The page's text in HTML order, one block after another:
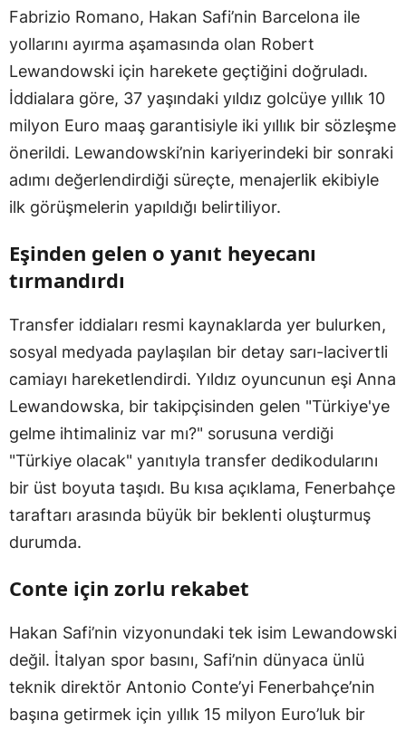
Fabrizio Romano, Hakan Safi’nin Barcelona ile
yollarını ayırma aşamasında olan Robert
Lewandowski için harekete geçtiğini doğruladı.
İddialara göre, 37 yaşındaki yıldız golcüye yıllık 10
milyon Euro maaş garantisiyle iki yıllık bir sözleşme
önerildi. Lewandowski’nin kariyerindeki bir sonraki
adımı değerlendirdiği süreçte, menajerlik ekibiyle
ilk görüşmelerin yapıldığı belirtiliyor.
Eşinden gelen o yanıt heyecanı
tırmandırdı
Transfer iddiaları resmi kaynaklarda yer bulurken,
sosyal medyada paylaşılan bir detay sarı-lacivertli
camiayı hareketlendirdi. Yıldız oyuncunun eşi Anna
Lewandowska, bir takipçisinden gelen "Türkiye'ye
gelme ihtimaliniz var mı?" sorusuna verdiği
"Türkiye olacak" yanıtıyla transfer dedikodularını
bir üst boyuta taşıdı. Bu kısa açıklama, Fenerbahçe
taraftarı arasında büyük bir beklenti oluşturmuş
durumda.
Conte için zorlu rekabet
Hakan Safi’nin vizyonundaki tek isim Lewandowski
değil. İtalyan spor basını, Safi’nin dünyaca ünlü
teknik direktör Antonio Conte’yi Fenerbahçe’nin
başına getirmek için yıllık 15 milyon Euro’luk bir